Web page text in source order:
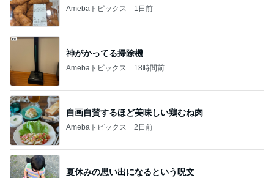
Amebaトピックス 1日前
神がかってる掃除機
Amebaトピックス 18時間前
自画自賛するほど美味しい鶏むね肉
Amebaトピックス 2日前
夏休みの思い出になるという呪文